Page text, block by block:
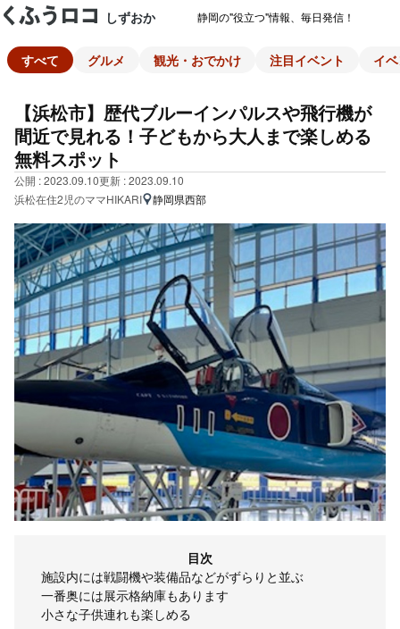
しずおか 静岡の"役立つ"情報、毎日発信！
すべて グルメ 観光・おでかけ 注目イベント イ
【浜松市】歴代ブルーインパルスや飛行機が
間近で見れる！子どもから大人まで楽しめる
無料スポット
公開 : 2023.09.10更新 : 2023.09.10
浜松在住2児のママHIKARI
静岡県西部
目次
施設内には戦闘機や装備品などがずらりと並ぶ
一番奥には展示格納庫もあります
小さな子供連れも楽しめる